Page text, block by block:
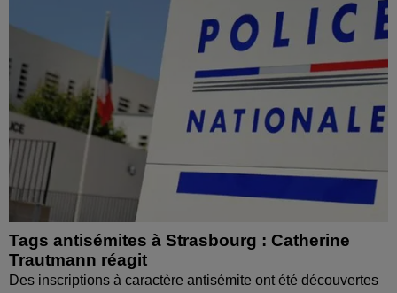
Tags antisémites à Strasbourg : Catherine
Trautmann réagit
Des inscriptions à caractère antisémite ont été découvertes